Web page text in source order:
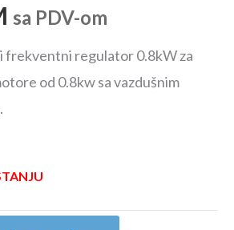
sa PDV-om
frekventni regulator 0.8kW za
od 0.8kw sa vazdušnim